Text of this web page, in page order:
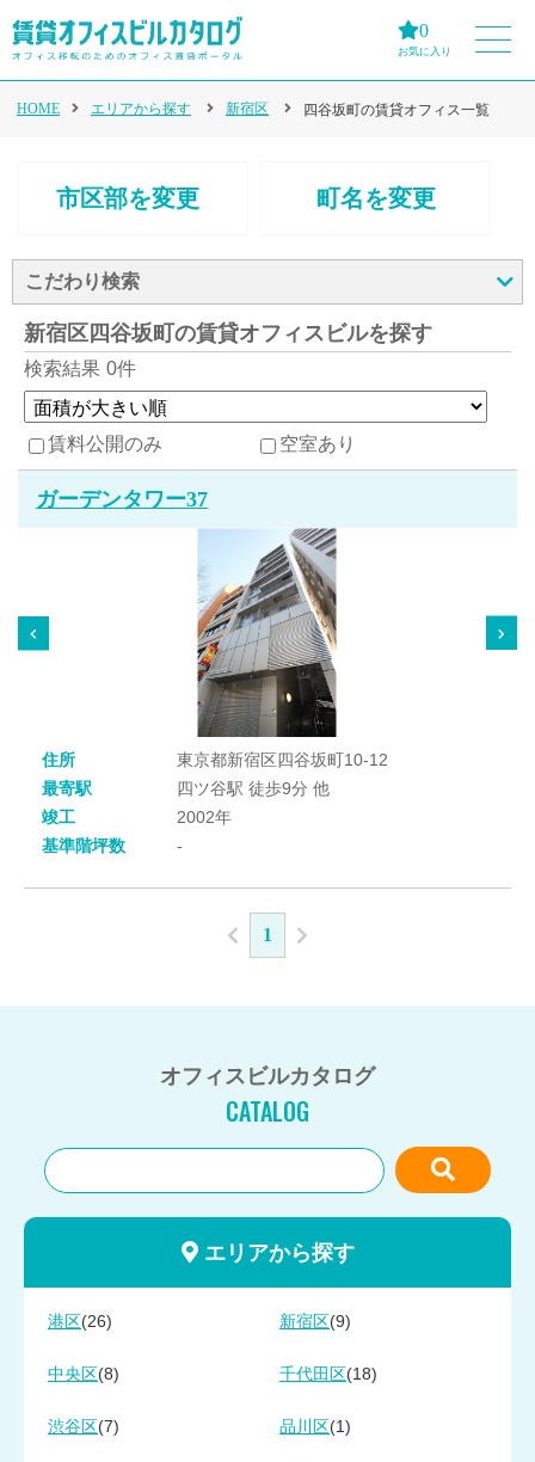
0
お気に入り
HOME エリアから探す 新宿区 四谷坂町の賃貸オフィス一覧
市区部を変更 町名を変更
こだわり検索
新宿区四谷坂町の賃貸オフィスビルを探す
検索結果 0件
賃料公開のみ 空室あり
ガーデンタワー37
住所
東京都新宿区四谷坂町10-12
最寄駅
四ツ谷駅 徒歩9分 他
竣工
2002年
基準階坪数
-
1
オフィスビルカタログ
CATALOG
エリアから探す
港区 (26) 新宿区 (9)
中央区 (8) 千代田区 (18)
渋谷区 (7) 品川区 (1)